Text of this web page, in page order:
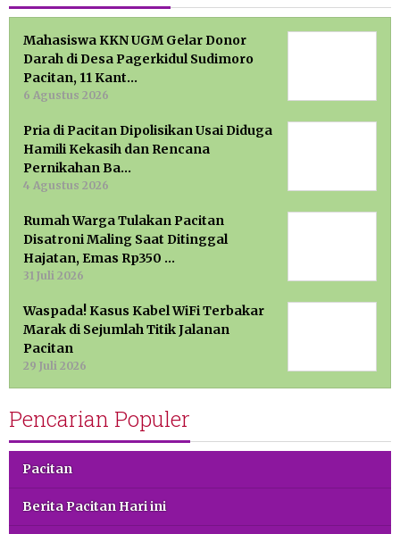
Mahasiswa KKN UGM Gelar Donor
Darah di Desa Pagerkidul Sudimoro
Pacitan, 11 Kant…
6 Agustus 2026
Pria di Pacitan Dipolisikan Usai Diduga
Hamili Kekasih dan Rencana
Pernikahan Ba…
4 Agustus 2026
Rumah Warga Tulakan Pacitan
Disatroni Maling Saat Ditinggal
Hajatan, Emas Rp350 …
31 Juli 2026
Waspada! Kasus Kabel WiFi Terbakar
Marak di Sejumlah Titik Jalanan
Pacitan
29 Juli 2026
Pencarian Populer
Pacitan
Berita Pacitan Hari ini